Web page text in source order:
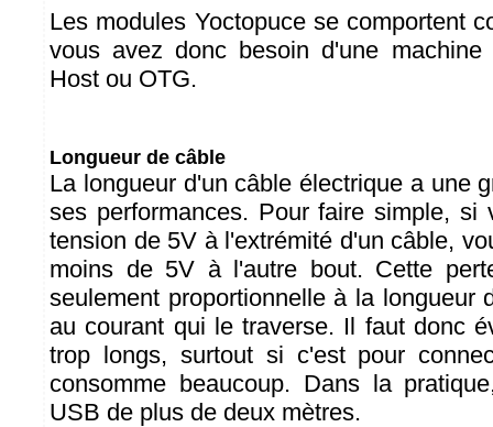
Les modules Yoctopuce se comportent
vous avez donc besoin d'une
Host ou OTG.
Longueur de câble
La longueur d'un câble électrique a une
ses performances. Pour faire simple, si
tension de 5V à l'extrémité d'un câble,
moins de 5V à l'autre bout. Cette
seulement proportionnelle à la longueur
au courant qui le traverse. Il faut donc
trop longs, surtout si c'est pour
consomme beaucoup. Dans la
USB de plus de deux mètres.